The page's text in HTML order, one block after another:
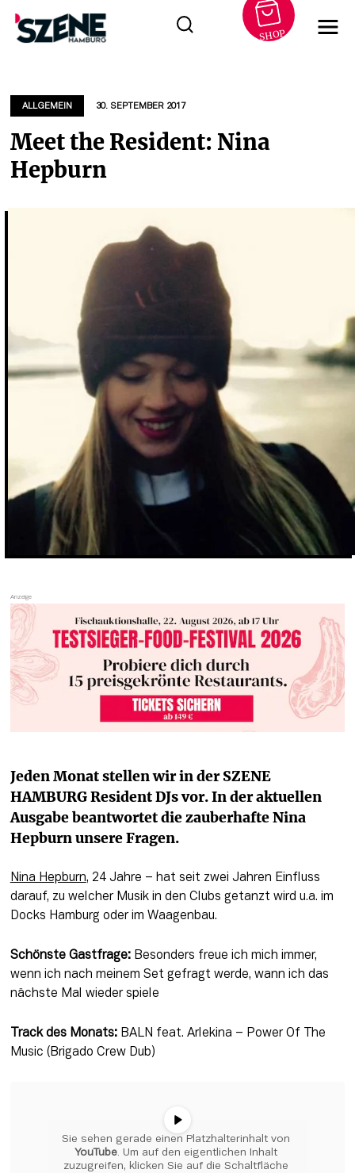
springen
SHOP
ALLGEMEIN 30. SEPTEMBER 2017
Meet the Resident: Nina
Hepburn
Jeden Monat stellen wir in der SZENE
HAMBURG Resident DJs vor. In der aktuellen
Ausgabe beantwortet die zauberhafte Nina
Hepburn unsere Fragen.
Nina Hepburn, 24 Jahre – hat seit zwei Jahren Einfluss
darauf, zu welcher Musik in den Clubs getanzt wird u.a. im
Docks Hamburg oder im Waagenbau.
Schönste Gastfrage: Besonders freue ich mich immer,
wenn ich nach meinem Set gefragt werde, wann ich das
nächste Mal wieder spiele
Track des Monats: BALN feat. Arlekina – Power Of The
Music (Brigado Crew Dub)
YouTube. Um auf den eigentlichen Inhalt
zuzugreifen, klicken Sie auf die Schaltfläche